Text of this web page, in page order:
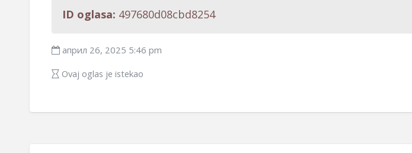
ID oglasa: 497680d08cbd8254
април 26, 2025 5:46 pm
Ovaj oglas je istekao